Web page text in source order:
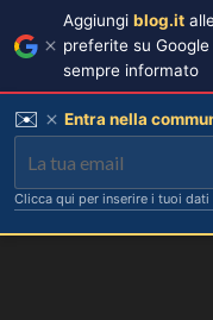
Aggiungi blog.it
preferite su
sempre informato
✉️ Entra nella
Clicca qui per inserire i tuoi dati